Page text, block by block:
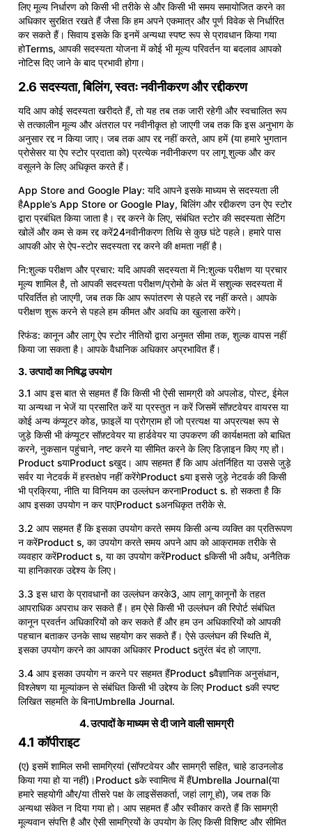
लिए मूल्य निर्धारण को किसी भी तरीके से और किसी भी समय समायोजित करने का
अधिकार सुरक्षित रखते हैं जैसा कि हम अपने एकमात्र और पूर्ण विवेक से निर्धारित
कर सकते हैं। सिवाय इसके कि इनमें अन्यथा स्पष्ट रूप से प्रावधान किया गया
होTerms, आपकी सदस्यता योजना में कोई भी मूल्य परिवर्तन या बदलाव आपको
नोटिस दिए जाने के बाद प्रभावी होगा।
2.6 सदस्यता, बिलिंग, स्वतः नवीनीकरण और रद्दीकरण
यदि आप कोई सदस्यता खरीदते हैं, तो यह तब तक जारी रहेगी और स्वचालित रूप
से तत्कालीन मूल्य और अंतराल पर नवीनीकृत हो जाएगी जब तक कि इस अनुभाग के
अनुसार रद्द न किया जाए। जब तक आप रद्द नहीं करते, आप हमें (या हमारे भुगतान
प्रोसेसर या ऐप स्टोर प्रदाता को) प्रत्येक नवीनीकरण पर लागू शुल्क और कर
वसूलने के लिए अधिकृत करते हैं।
App Store and Google Play: यदि आपने इसके माध्यम से सदस्यता ली
हैApple’s App Store or Google Play, बिलिंग और रद्दीकरण उन ऐप स्टोर
द्वारा प्रबंधित किया जाता है। रद्द करने के लिए, संबंधित स्टोर की सदस्यता सेटिंग
खोलें और कम से कम रद्द करें24नवीनीकरण तिथि से कुछ घंटे पहले। हमारे पास
आपकी ओर से ऐप-स्टोर सदस्यता रद्द करने की क्षमता नहीं है।
नि:शुल्क परीक्षण और प्रचार: यदि आपकी सदस्यता में नि:शुल्क परीक्षण या प्रचार
मूल्य शामिल है, तो आपकी सदस्यता परीक्षण/प्रोमो के अंत में सशुल्क सदस्यता में
परिवर्तित हो जाएगी, जब तक कि आप रूपांतरण से पहले रद्द नहीं करते। आपके
परीक्षण शुरू करने से पहले हम कीमत और अवधि का खुलासा करेंगे।
रिफंड: कानून और लागू ऐप स्टोर नीतियों द्वारा अनुमत सीमा तक, शुल्क वापस नहीं
किया जा सकता है। आपके वैधानिक अधिकार अप्रभावित हैं।
3. उत्पादों का निषिद्ध उपयोग
3.1 आप इस बात से सहमत हैं कि किसी भी ऐसी सामग्री को अपलोड, पोस्ट, ईमेल
या अन्यथा न भेजें या प्रसारित करें या प्रस्तुत न करें जिसमें सॉफ़्टवेयर वायरस या
कोई अन्य कंप्यूटर कोड, फ़ाइलें या प्रोग्राम हों जो प्रत्यक्ष या अप्रत्यक्ष रूप से
जुड़े किसी भी कंप्यूटर सॉफ़्टवेयर या हार्डवेयर या उपकरण की कार्यक्षमता को बाधित
करने, नुकसान पहुंचाने, नष्ट करने या सीमित करने के लिए डिज़ाइन किए गए हों।
Product sयाProduct sखुद। आप सहमत हैं कि आप अंतर्निहित या उससे जुड़े
सर्वर या नेटवर्क में हस्तक्षेप नहीं करेंगेProduct sया इससे जुड़े नेटवर्क की किसी
भी प्रक्रिया, नीति या विनियम का उल्लंघन करनाProduct s. हो सकता है कि
आप इसका उपयोग न कर पाएंProduct sअनधिकृत तरीके से.
3.2 आप सहमत हैं कि इसका उपयोग करते समय किसी अन्य व्यक्ति का प्रतिरूपण
न करेंProduct s, का उपयोग करते समय अपने आप को आक्रामक तरीके से
व्यवहार करेंProduct s, या का उपयोग करेंProduct sकिसी भी अवैध, अनैतिक
या हानिकारक उद्देश्य के लिए।
3.3 इस धारा के प्रावधानों का उल्लंघन करके3, आप लागू कानूनों के तहत
आपराधिक अपराध कर सकते हैं। हम ऐसे किसी भी उल्लंघन की रिपोर्ट संबंधित
कानून प्रवर्तन अधिकारियों को कर सकते हैं और हम उन अधिकारियों को आपकी
पहचान बताकर उनके साथ सहयोग कर सकते हैं। ऐसे उल्लंघन की स्थिति में,
इसका उपयोग करने का आपका अधिकार Product sतुरंत बंद हो जाएगा.
3.4 आप इसका उपयोग न करने पर सहमत हैंProduct sवैज्ञानिक अनुसंधान,
विश्लेषण या मूल्यांकन से संबंधित किसी भी उद्देश्य के लिए Product sकी स्पष्ट
लिखित सहमति के बिनाUmbrella Journal.
4. उत्पादों के माध्यम से दी जाने वाली सामग्री
4.1 कॉपीराइट
(ए) इसमें शामिल सभी सामग्रियां (सॉफ्टवेयर और सामग्री सहित, चाहे डाउनलोड
किया गया हो या नहीं)।Product sके स्वामित्व में हैंUmbrella Journal(या
हमारे सहयोगी और/या तीसरे पक्ष के लाइसेंसकर्ता, जहां लागू हो), जब तक कि
अन्यथा संकेत न दिया गया हो। आप सहमत हैं और स्वीकार करते हैं कि सामग्री
मूल्यवान संपत्ति है और ऐसी सामग्रियों के उपयोग के लिए किसी विशिष्ट और सीमित